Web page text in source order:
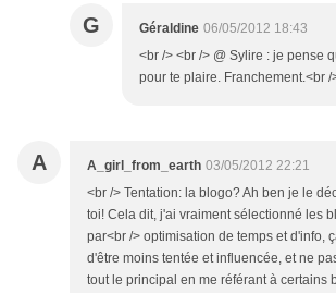
G Géraldine 06/05/2012 18:43
<br /> <br /> @ Sylire : je pense
pour te plaire. Franchement.<br /
A A_girl_from_earth 03/05/2012 22:21
<br /> Tentation: la blogo? Ah ben je le
toi! Cela dit, j'ai vraiment sélectionné les
par<br /> optimisation de temps et d'info,
d'être moins tentée et influencée, et ne
tout le principal en me référant à certains